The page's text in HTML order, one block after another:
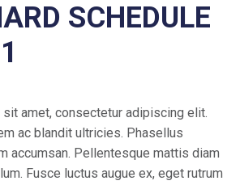
SCHEDULE
amet, consectetur adipiscing elit.
ac blandit ultricies. Phasellus
accumsan. Pellentesque mattis diam
Fusce luctus augue ex, eget rutrum